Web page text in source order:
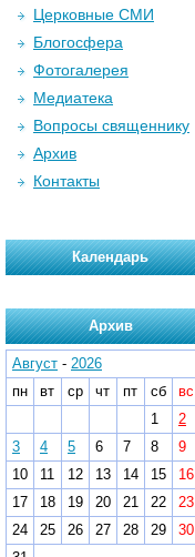
Церковные СМИ
Блогосфера
Фотогалерея
Медиатека
Вопросы священнику
Архив
Контакты
Календарь
Архив
Август - 2026
пн
вт ср чт пт сб
вс
1
2
3
4 5 6 7 8
9
10
11 12 13 14 15
16
17
18 19 20 21 22
23
24
25 26 27 28 29
30